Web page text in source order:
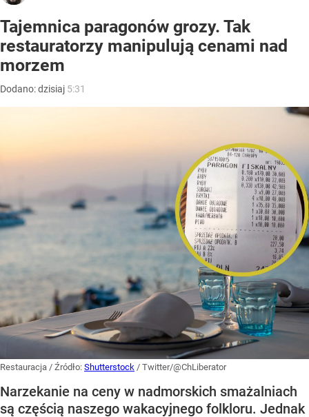
Tajemnica paragonów grozy. Tak
restauratorzy manipulują cenami nad
morzem
Dodano:dzisiaj 5:31
Restauracja / Źródło: Shutterstock / Twitter/@ChLiberator
Narzekanie na ceny w nadmorskich smażalniach
są częścią naszego wakacyjnego folkloru. Jednak